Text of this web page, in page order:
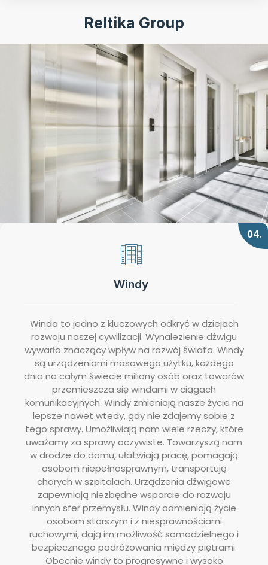
04.
Windy
Winda to jedno z kluczowych odkryć w dziejach
rozwoju naszej cywilizacji. Wynalezienie dźwigu
wywarło znaczący wpływ na rozwój świata. Windy
są urządzeniami masowego użytku, każdego
dnia na całym świecie miliony osób oraz towarów
przemieszcza się windami w ciągach
komunikacyjnych. Windy zmieniają nasze życie na
lepsze nawet wtedy, gdy nie zdajemy sobie z
tego sprawy. Umożliwiają nam wiele rzeczy, które
uważamy za sprawy oczywiste. Towarzyszą nam
w drodze do domu, ułatwiają pracę, pomagają
osobom niepełnosprawnym, transportują
chorych w szpitalach. Urządzenia dźwigowe
zapewniają niezbędne wsparcie do rozwoju
innych sfer przemysłu. Windy odmieniają życie
osobom starszym i z niesprawnościami
ruchowymi, dają im możliwość samodzielnego i
bezpiecznego podróżowania między piętrami.
Obecnie windy to progresywne i wysoko
Reltika Group